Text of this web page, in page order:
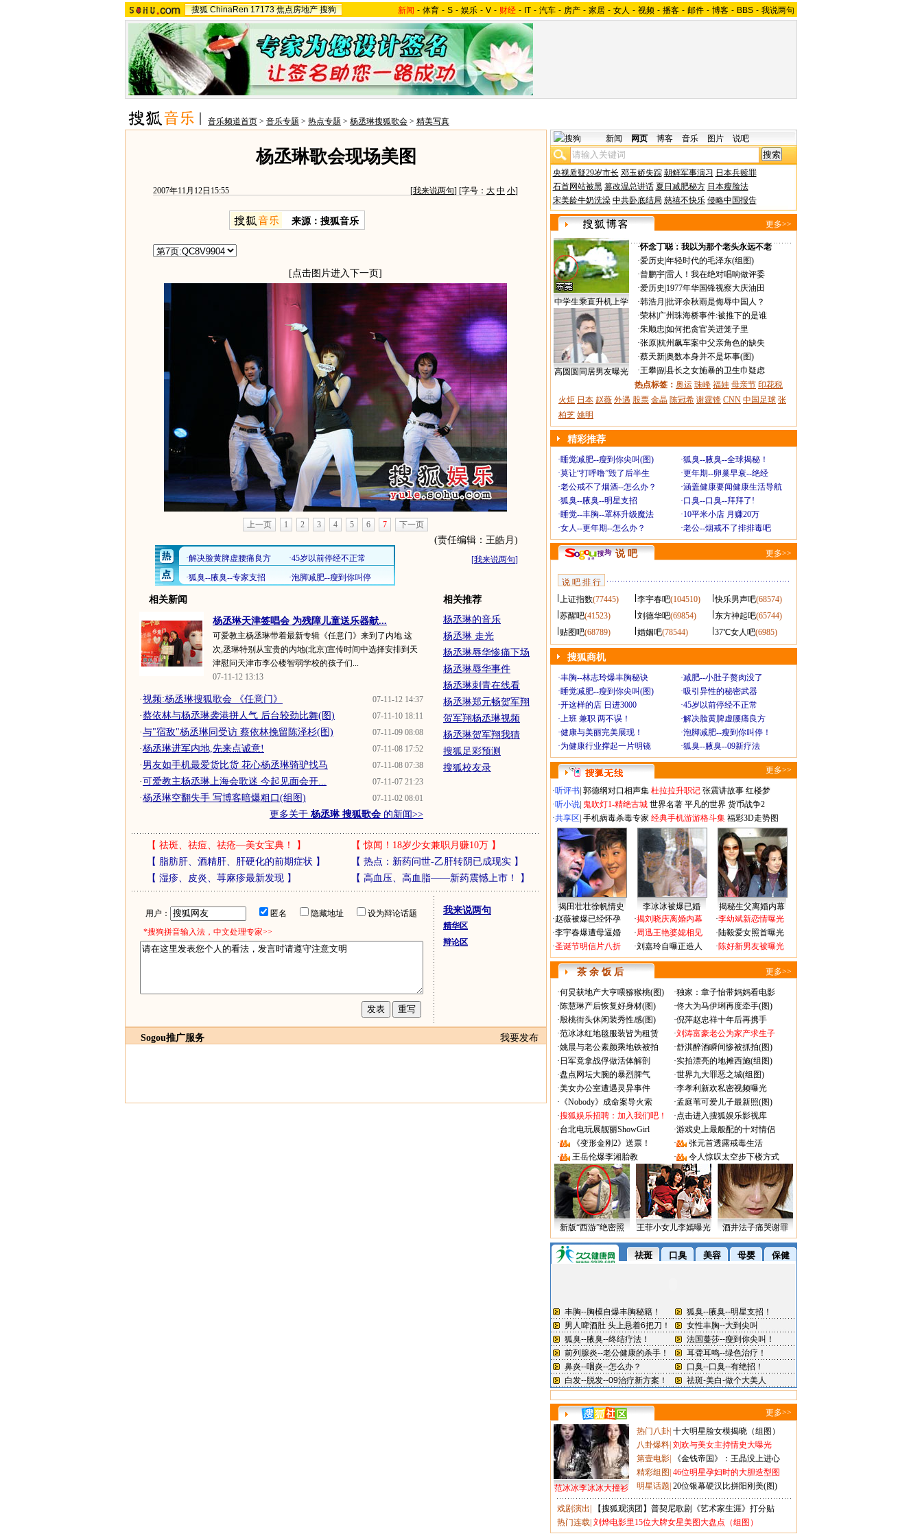
搜狐 ChinaRen 17173 焦点房地产 搜狗 新闻 - 体育 - S - 娱乐 - V - 财经 - IT - 汽车 - 房产 - 家居 - 女人 - 视频 - 播客 - 邮件 - 博客 - BBS - 我说两句
音乐频道首页 > 音乐专题 > 热点专题 > 杨丞琳搜狐歌会 > 精美写真
杨丞琳歌会现场美图
2007年11月12日15:55 [我来说两句] [字号： 大 中 小]
来源：搜狐音乐
[点击图片进入下一页]
上一页 1 2 3 4 5 6 7 下一页
(责任编辑：王皓月)
[我来说两句]
相关新闻
杨丞琳天津签唱会 为残障儿童送乐器献...
可爱教主杨丞琳带着最新专辑《任意门》来到了内地.这
次,丞琳特别从宝贵的内地(北京)宣传时间中选择安排到天
津慰问天津市李公楼智弱学校的孩子们...
07-11-12 13:13
07-11-12 14:37
·视频:杨丞琳搜狐歌会 《任意门》
07-11-10 18:11
·蔡依林与杨丞琳袭港拼人气 后台较劲比舞(图)
07-11-09 08:08
·与"宿敌"杨丞琳同受访 蔡依林挽留陈泽杉(图)
07-11-08 17:52
·杨丞琳进军内地,先来点诚意!
07-11-08 07:38
· 男友如手机最爱货比货 花心杨丞琳骑驴找马
07-11-07 21:23
·可爱教主杨丞琳上海会歌迷 今起见面会开...
07-11-02 08:01
·杨丞琳空翻失手 写博客暗爆粗口(组图)
更多关于 杨丞琳 搜狐歌会 的新闻>>
相关推荐
杨丞琳的音乐
杨丞琳 走光
杨丞琳辱华惨痛下场
杨丞琳辱华事件
杨丞琳刺青在线看
杨丞琳郑元畅贺军翔
贺军翔杨丞琳视频
杨丞琳贺军翔我猜
搜狐足彩预测
搜狐校友录
【 祛斑、祛痘、祛疮—美女宝典！ 】 【惊闻！18岁少女兼职月赚10万】
【 脂肪肝、酒精肝、肝硬化的前期症状 】 【 热点：新药问世-乙肝转阴已成现实】
【 湿疹、皮炎、荨麻疹最新发现】 【 高血压、高血脂——新药震憾上市！ 】
用户： 匿名 隐藏地址
设为辩论话题
*搜狗拼音输入法，中文处理专家>>
我来说两句
精华区
辩论区
我要发布
Sogou推广服务
新闻 网页 博客 音乐 图片 说吧
央视质疑29岁市长 邓玉娇失踪 朝鲜军事演习 日本兵赎罪
石首网站被黑 篡改温总讲话 夏日减肥秘方 日本瘦脸法
宋美龄牛奶洗澡 中共卧底结局 慈禧不快乐 侵略中国报告
更多>>
中学生乘直升机上学
高圆圆同居男友曝光
·怀念丁聪：我以为那个老头永远不老
·爱历史 年轻时代的毛泽东(组图)
·曾鹏宇|雷人！我在绝对唱响做评委
·爱历史 1977年华国锋视察大庆油田
·韩浩月 批评余秋雨是侮辱中国人？
·荣林| 广州珠海桥事件:被推下的是谁
·朱顺忠 如何把贪官关进笼子里
·张原|杭州飙车案中父亲角色的缺失
·蔡天新|奥数本身并不是坏事(图)
·王攀|副县长之女施暴的卫生巾疑虑
热点标签： 奥运 珠峰 福娃 母亲节 印花税
火炬 日本 赵薇 外遇 股票 金晶 陈冠希 谢霆锋 CNN 中国足球 张
柏芝 姚明
精彩推荐
·睡觉减肥--瘦到你尖叫(图) ·狐臭--腋臭--全球揭秘！
·莫让“打呼噜”毁了后半生 ·更年期--卵巢早衰--绝经
·老公戒不了烟酒--怎么办？ ·涵盖健康要闻健康生活导航
·狐臭--腋臭--明星支招 ·口臭--口臭--拜拜了!
·睡觉--丰胸--罩杯升级魔法 ·10平米小店 月赚20万
·女人--更年期--怎么办？ ·老公--烟戒不了排排毒吧
说 吧 更多>>
说 吧 排 行
上证指数(77445) 李宇春吧(104510) 快乐男声吧(68574)
苏醒吧(41523) 刘德华吧(69854) 东方神起吧(65744)
贴图吧(68789) 婚姻吧(78544) 37℃女人吧(6985)
搜狐商机
·丰胸--林志玲爆丰胸秘诀 ·减肥--小肚子赘肉没了
·睡觉减肥--瘦到你尖叫(图) ·吸引异性的秘密武器
·开这样的店 日进3000 ·45岁以前停经不正常
·上班 兼职 两不误！ ·解决脸黄脾虚腰痛良方
·健康与美丽完美展现！ ·泡脚减肥--瘦到你叫停！
·为健康行业撑起一片明镜 ·狐臭--腋臭--09新疗法
更多>>
·听评书 郭德纲对口相声集 杜拉拉升职记 张震讲故事 红楼梦
·听小说 鬼吹灯1-精绝古城 世界名著 平凡的世界 货币战争2
·共享区 手机病毒杀毒专家 经典手机游游格斗集 福彩3D走势图
揭田壮壮徐帆情史 李冰冰被爆已婚
揭秘生父离婚内幕
·赵薇被爆已经怀孕
·李宇春爆遭母逼婚
·圣诞节明信片八折
·揭刘晓庆离婚内幕
·周迅王艳婆媳相见
·刘嘉玲自曝正造人
·李幼斌新恋情曝光
·陆毅爱女照首曝光
·陈好新男友被曝光
茶 余 饭 后 更多>>
·何炅获地产大亨喂猕猴桃(图) ·独家：章子怡带妈妈看电影
·陈慧琳产后恢复好身材(图) ·佟大为马伊琍再度牵手(图)
·殷桃街头休闲装秀性感(图) ·倪萍赵忠祥十年后再携手
·范冰冰红地毯服装皆为租赁 ·刘涛富豪老公为家产求生子
·姚晨与老公素颜乘地铁被拍 ·舒淇醉酒瞬间惨被抓拍(图)
· 日军竟拿战俘做活体解剖 ·实拍漂亮的地摊西施(组图)
·盘点网坛大腕的暴烈脾气 ·世界九大罪恶之城(组图)
·美女办公室遭遇灵异事件 ·李孝利新欢私密视频曝光
· 《Nobody》成命案导火索 ·孟庭苇可爱儿子最新照(图)
·搜狐娱乐招聘：加入我们吧！ ·点击进入搜狐娱乐影视库
·台北电玩展靓丽ShowGirl ·游戏史上最般配的十对情侣
·
《变形金刚2》送票！ ·
张元首透露戒毒生活
·
王岳伦爆李湘胎教 · 令人惊叹太空步下楼方式
新版“西游”绝密照 王菲小女儿李嫣曝光 酒井法子痛哭谢罪
更多>>
范冰冰李冰冰大撞衫
热门八卦 十大明星脸女模揭晓（组图）
八卦爆料 刘欢与美女主持情史大曝光
第壹电影
《金钱帝国》：王晶没上进心
精彩组图 46位明星孕妇时的大胆造型图
明星话题 20位银幕硬汉比拼阳刚美(图)
戏剧演出
【搜狐观演团】普契尼歌剧《艺术家生涯》打分贴
热门连载 刘烨电影里15位大牌女星美图大盘点（组图）